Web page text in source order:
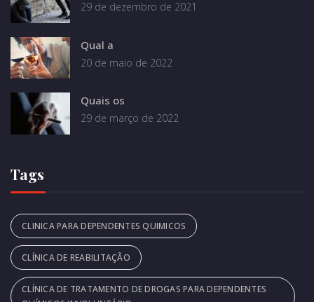
29 de dezembro de 2021
Qual a
20 de maio de 2022
Quais os
29 de março de 2022
Tags
CLINICA PARA DEPENDENTES QUIMICOS
CLÍNICA DE REABILITAÇÃO
CLÍNICA DE TRATAMENTO DE DROGAS PARA DEPENDENTES